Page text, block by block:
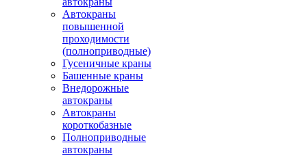
Автокраны
повышенной
проходимости
(полноприводные)
Гусеничные краны
Башенные краны
Внедорожные
автокраны
Автокраны
короткобазные
Полноприводные
автокраны